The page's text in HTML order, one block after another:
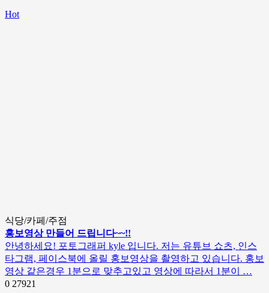
Hot
식당/카페/주점
홍보영상 만들어 드립니다~~!!
안녕하세요! 포토그래퍼 kyle 입니다. 저는 유튜브 쇼츠, 인스
타그램, 페이스북에 올릴 홍보영상을 촬영하고 있습니다. 홍보
영상 같은경우 1분으로 맞추고있고 영상에 따라서 1분이 …
0 27921